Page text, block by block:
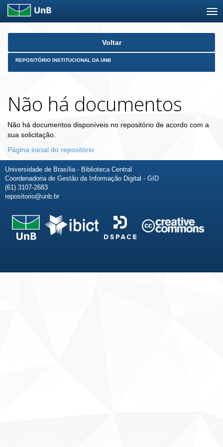
Skip
Voltar
REPOSITÓRIO INSTITUCIONAL DA UNB
Não há documentos
Não há documentos disponíveis no repositório de acordo com a
sua solicitação.
Página inicial do repositório
Universidade de Brasília - Biblioteca Central
Coordenadoria de Gestão da Informação Digital - GID
(61) 3107-2683
repositorio@unb.br